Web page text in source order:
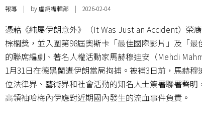
報導 | by 虛詞編輯部 | 2026-02-04
憑藉《純屬伊朗意外》（It Was Just an Accident）榮
棕櫚獎，並入圍第98屆奧斯卡「最佳國際影片」及「最
的聯席編劇、著名人權活動家馬赫穆迪安（Mehdi
1月31日在德黑蘭遭伊朗當局拘捕。被補3日前，馬赫穆
位法律界、藝術界和社會活動的知名人士簽署聯署聲明
高領袖哈梅內伊應對近期國內發生的流血事件負責。